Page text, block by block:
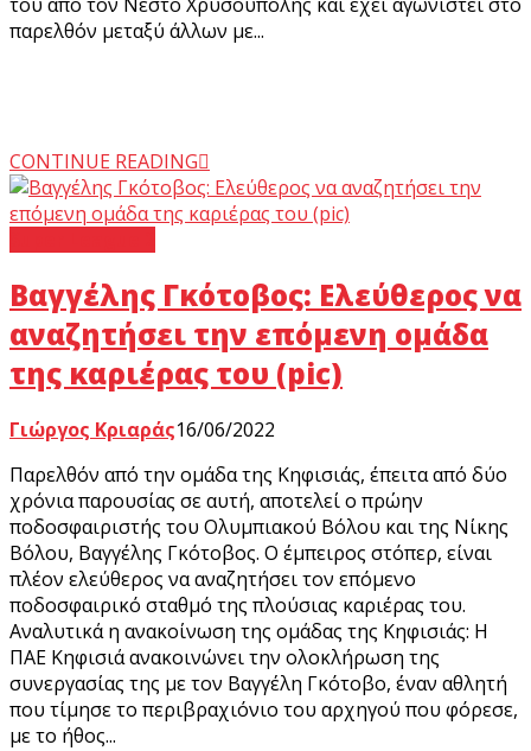
παρελθόν μεταξύ άλλων με...
CONTINUE READING
Βαγγέλης Γκότοβος: Ελεύθερος να
αναζητήσει την επόμενη ομάδα
της καριέρας του (pic)
Γιώργος Κριαράς16/06/2022
Παρελθόν από την ομάδα της Κηφισιάς, έπειτα από δύο
χρόνια παρουσίας σε αυτή, αποτελεί ο πρώην
ποδοσφαιριστής του Ολυμπιακού Βόλου και της Νίκης
Βόλου, Βαγγέλης Γκότοβος. Ο έμπειρος στόπερ, είναι
πλέον ελεύθερος να αναζητήσει τον επόμενο
ποδοσφαιρικό σταθμό της πλούσιας καριέρας του.
Αναλυτικά η ανακοίνωση της ομάδας της Κηφισιάς: Η
ΠΑΕ Κηφισιά ανακοινώνει την ολοκλήρωση της
συνεργασίας της με τον Βαγγέλη Γκότοβο, έναν αθλητή
που τίμησε το περιβραχιόνιο του αρχηγού που φόρεσε,
με το ήθος...